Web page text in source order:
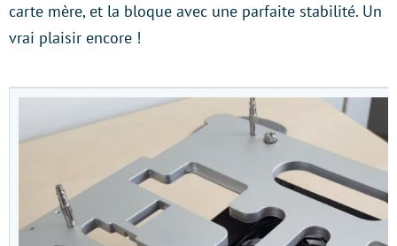
carte mère, et la bloque avec une parfaite stabilité. Un
vrai plaisir encore !